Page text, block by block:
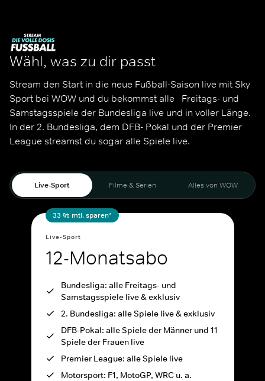
Wähl, was zu dir passt
Stream den Start in die neue Fußball-Saison live mit Sky
Sport bei WOW und du bekommst alle   Freitags- und
Samstagsspiele der Bundesliga live und in voller Länge.
In der 2. Bundesliga, dem DFB- Pokal und der Premier
League streamst du sogar alle Spiele live.
Live-Sport Filme & Serien Alles von WOW
33 % mtl. sparen*
Live-Sport
12-Monatsabo
Bundesliga: alle Freitags- und
Samstagsspiele live & exklusiv
2. Bundesliga: alle Spiele live & exklusiv
DFB-Pokal: alle Spiele der Männer und 11
Spiele der Frauen live
Premier League: alle Spiele live
Motorsport: F1, MotoGP, WRC u. a.